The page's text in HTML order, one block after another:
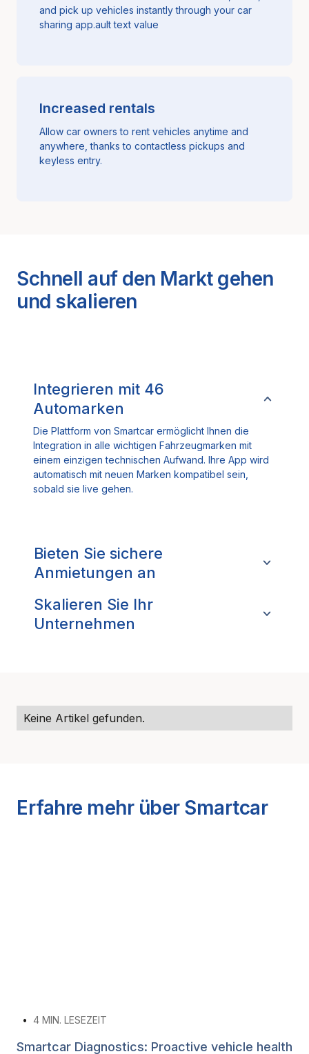
and pick up vehicles instantly through your car
sharing app.ault text value
Increased rentals
Allow car owners to rent vehicles anytime and
anywhere, thanks to contactless pickups and
keyless entry.
Schnell auf den Markt gehen
und skalieren
Integrieren mit 46
Automarken
Die Plattform von Smartcar ermöglicht Ihnen die
Integration in alle wichtigen Fahrzeugmarken mit
einem einzigen technischen Aufwand. Ihre App wird
automatisch mit neuen Marken kompatibel sein,
sobald sie live gehen.
Bieten Sie sichere
Anmietungen an
Skalieren Sie Ihr
Unternehmen
Keine Artikel gefunden.
Erfahre mehr über Smartcar
• 4 MIN. LESEZEIT
Smartcar Diagnostics: Proactive vehicle health